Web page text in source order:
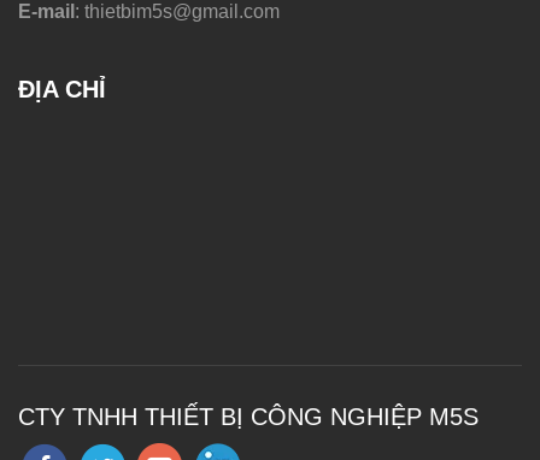
E-mail : thietbim5s@gmail.com
ĐỊA CHỈ
CTY TNHH THIẾT BỊ CÔNG NGHIỆP M5S